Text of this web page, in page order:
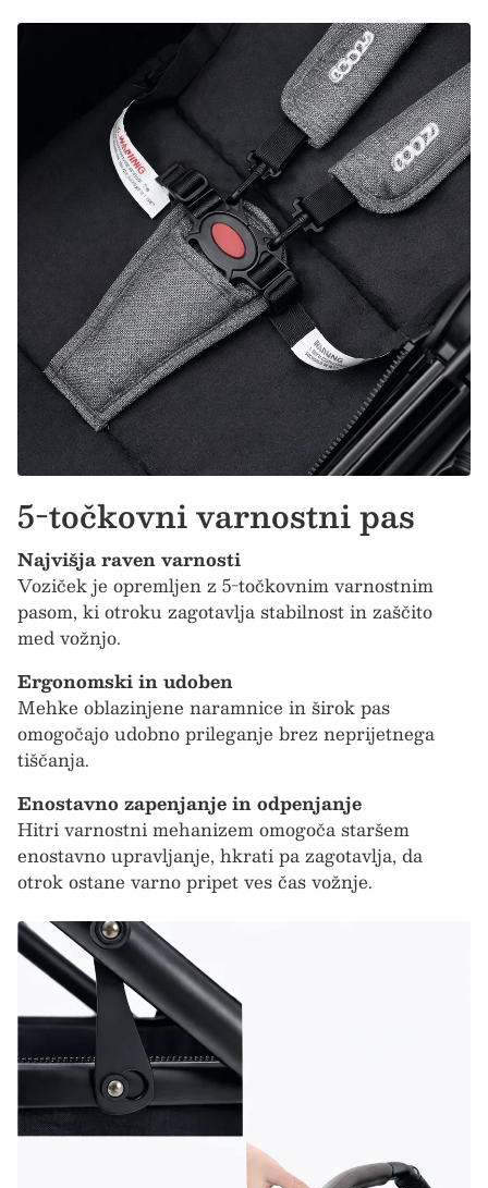
5-točkovni varnostni pas
Najvišja raven varnosti
Voziček je opremljen z 5-točkovnim varnostnim
pasom, ki otroku zagotavlja stabilnost in zaščito
med vožnjo.
Ergonomski in udoben
Mehke oblazinjene naramnice in širok pas
omogočajo udobno prileganje brez neprijetnega
tiščanja.
Enostavno zapenjanje in odpenjanje
Hitri varnostni mehanizem omogoča staršem
enostavno upravljanje, hkrati pa zagotavlja, da
otrok ostane varno pripet ves čas vožnje.